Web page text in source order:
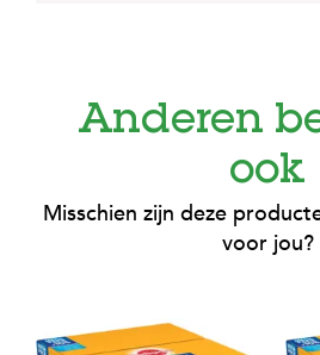
Anderen
ook
Misschien zijn deze
voor jou?